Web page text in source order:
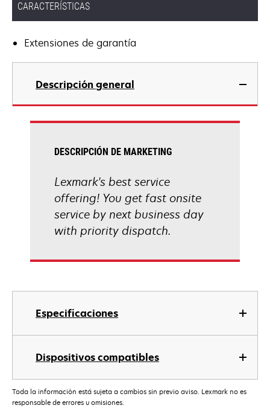
CARACTERÍSTICAS
Extensiones de garantía
Descripción general
Especificaciones
Dispositivos compatibles
DESCRIPCIÓN DE MARKETING
Lexmark's best service
offering! You get fast onsite
service by next business day
with priority dispatch.
Toda la información está sujeta a cambios sin previo aviso. Lexmark no es
responsable de errores u omisiones.